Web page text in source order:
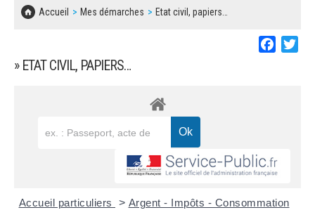
Accueil Mes démarches Etat civil, papiers…
» ETAT CIVIL, PAPIERS…
Accueil particuliers > Argent - Impôts - Consommation
CONCERTATIONS PUBLIQUES
SOLIDARITÉ, LOGEMENT
BESOIN D'UNE AIDE ?
LES ASSOCIATIONS
MARCHÉS PUBLICS
REGLEMENT LOCAL DE PUBLICITÉ
DECLARATION DE DEMARCHAGE
DOSSIER DE DEMANDE DE SUBVENTION